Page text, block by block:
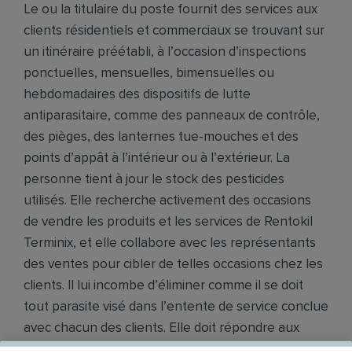
Le ou la titulaire du poste fournit des services aux
clients résidentiels et commerciaux se trouvant sur
un itinéraire préétabli, à l’occasion d’inspections
ponctuelles, mensuelles, bimensuelles ou
hebdomadaires des dispositifs de lutte
antiparasitaire, comme des panneaux de contrôle,
des pièges, des lanternes tue-mouches et des
points d’appât à l’intérieur ou à l’extérieur. La
personne tient à jour le stock des pesticides
utilisés. Elle recherche activement des occasions
de vendre les produits et les services de Rentokil
Terminix, et elle collabore avec les représentants
des ventes pour cibler de telles occasions chez les
clients. Il lui incombe d’éliminer comme il se doit
tout parasite visé dans l’entente de service conclue
avec chacun des clients. Elle doit répondre aux
demandes de renseignements des clients avec